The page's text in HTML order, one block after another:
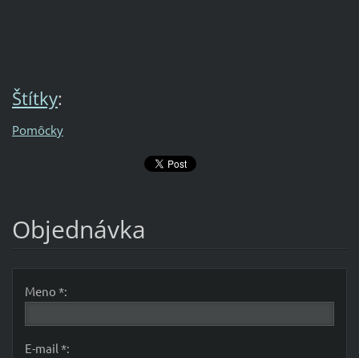
Štítky:
Pomôcky
Objednávka
Meno *:
E-mail *: